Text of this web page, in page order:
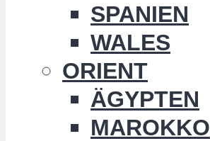
SPANIEN
WALES
ORIENT
ÄGYPTEN
MAROKKO